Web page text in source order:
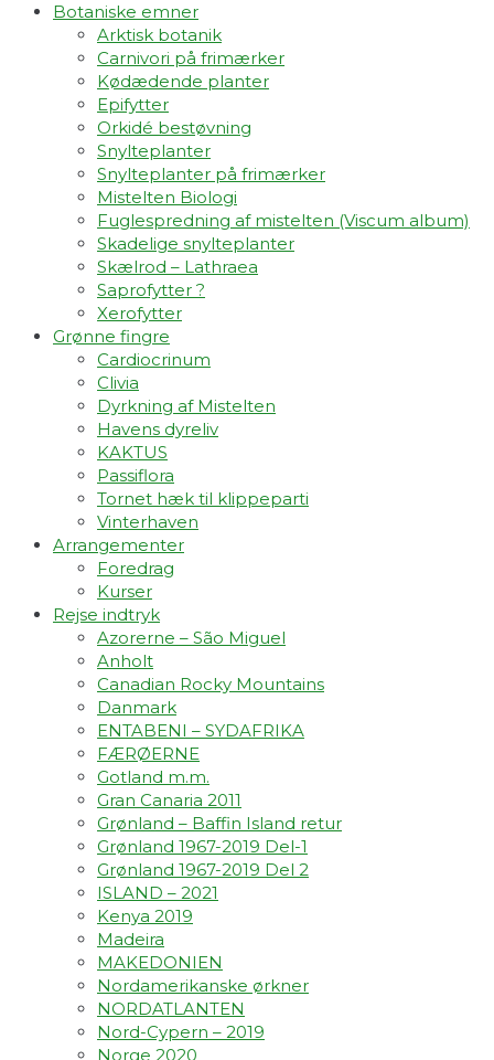
Botaniske emner
Arktisk botanik
Carnivori på frimærker
Kødædende planter
Epifytter
Orkidé bestøvning
Snylteplanter
Snylteplanter på frimærker
Mistelten Biologi
Fuglespredning af mistelten (Viscum album)​
Skadelige snylteplanter
Skælrod – Lathraea
Saprofytter ?
Xerofytter
Grønne fingre
Cardiocrinum
Clivia
Dyrkning af Mistelten
Havens dyreliv
KAKTUS
Passiflora
Tornet hæk til klippeparti
Vinterhaven
Arrangementer
Foredrag
Kurser
Rejse indtryk
Azorerne – São Miguel
Anholt
Canadian Rocky Mountains
Danmark
ENTABENI – SYDAFRIKA
FÆRØERNE
Gotland m.m.
Gran Canaria 2011
Grønland – Baffin Island retur
Grønland 1967-2019 Del-1
Grønland 1967-2019 Del 2
ISLAND – 2021
Kenya 2019
Madeira
MAKEDONIEN
Nordamerikanske ørkner
NORDATLANTEN
Nord-Cypern – 2019
Norge 2020